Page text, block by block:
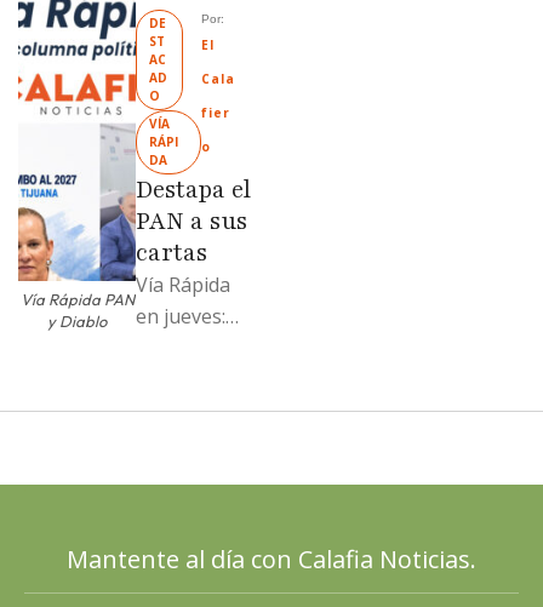
Mexicali;
Llamadme
Ruffo
“Mandela”;
Evangelina
Moreno no
soportó; Los
…
Vía Rápida PAN
y Diablo
DE
ST
AC
AD
O
VÍA
RÁPI
DA
Por:
El
Cala
fier
o
Destapa el
PAN a sus
cartas
Vía Rápida
en jueves:
cartas; El
Mantente al día con Calafia Noticias.